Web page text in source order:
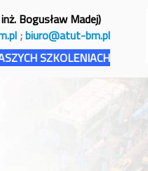
Bogusław Madej)
;biuro@atut-bm.pl
SZKOLENIACH